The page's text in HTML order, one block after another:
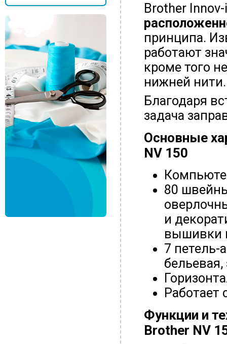
Brother
принципа.
работают
кроме того
нижней нити.
Благодаря
задача
Основные
NV 150
80
и
вышивки
7 петель-
Работает
Функции и
Brother NV